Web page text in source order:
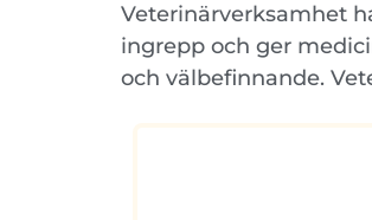
Veterinärverksamhet
ingrepp och ger
och välbefinnande.